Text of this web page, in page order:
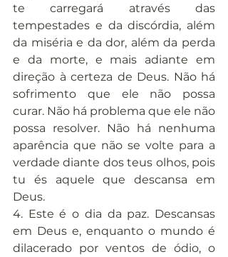
te carregará através das
tempestades e da discórdia, além
da miséria e da dor, além da perda
e da morte, e mais adiante em
direção à certeza de Deus. Não há
sofrimento que ele não possa
curar. Não há problema que ele não
possa resolver. Não há nenhuma
aparência que não se volte para a
verdade diante dos teus olhos, pois
tu és aquele que descansa em
Deus.
4. Este é o dia da paz. Descansas
em Deus e, enquanto o mundo é
dilacerado por ventos de ódio, o